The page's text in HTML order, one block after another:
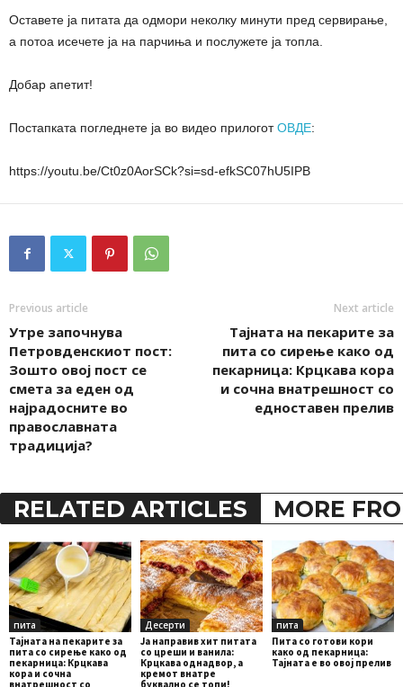
Оставете ја питата да одмори неколку минути пред сервирање,
а потоа исечете ја на парчиња и послужете ја топла.
Добар апетит!
Постапката погледнете ја во видео прилоготОВДЕ:
https://youtu.be/Ct0z0AorSCk?si=sd-efkSC07hU5IPB
Previous article
Утре започнува
Петровденскиот пост:
Зошто овој пост се
смета за еден од
најрадосните во
православната
традиција?
Next article
Тајната на пекарите за
пита со сирење како од
пекарница: Крцкава кора
и сочна внатрешност со
едноставен прелив
RELATED ARTICLES MORE
пита
Тајната на пекарите за
пита со сирење како од
пекарница: Крцкава
кора и сочна
внатрешност со
Десерти
Ја направив хит питата
со цреши и ванила:
Крцкава однадвор, а
кремот внатре
буквално се топи!
пита
Пита со готови кори
како од пекарница:
Тајната е во овој прелив